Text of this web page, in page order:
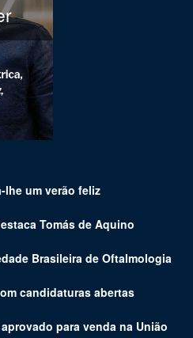
lhe um verão feliz
Tomás de Aquino
Brasileira de Oftalmologia
candidaturas abertas
para venda na União